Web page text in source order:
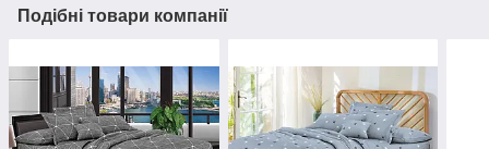
Подібні товари компанії